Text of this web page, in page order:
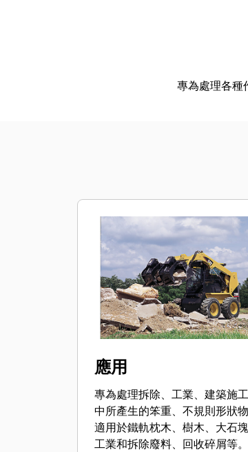
專為處理各種
應用
專為處理拆除、工業、建築施
中所產生的笨重、不規則形狀物
適用於鐵軌枕木、樹木、大石塊
工業和拆除廢料、回收碎屑等。